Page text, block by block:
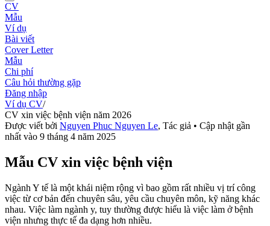
CV
Mẫu
Ví dụ
Bài viết
Cover Letter
Mẫu
Chi phí
Câu hỏi thường gặp
Đăng nhập
Ví dụ CV/
CV xin việc bệnh viện năm 2026
Được viết bởi Nguyen Phuc Nguyen Le, Tác giả • Cập nhật gần
nhất vào 9 tháng 4 năm 2025
Mẫu CV xin việc bệnh viện
Ngành Y tế là một khái niệm rộng vì bao gồm rất nhiều vị trí công
việc từ cơ bản đến chuyên sâu, yêu cầu chuyên môn, kỹ năng khác
nhau. Việc làm ngành y, tuy thường được hiểu là việc làm ở bệnh
viện nhưng thực tế đa dạng hơn nhiều.